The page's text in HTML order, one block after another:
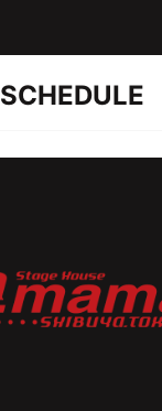
SCHEDULE